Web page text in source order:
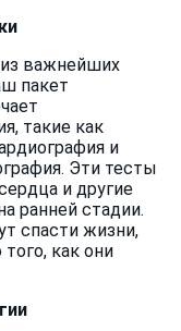
важнейших
пакет
такие как
и
Эти тесты
и другие
ранней стадии.
спасти жизни,
как они